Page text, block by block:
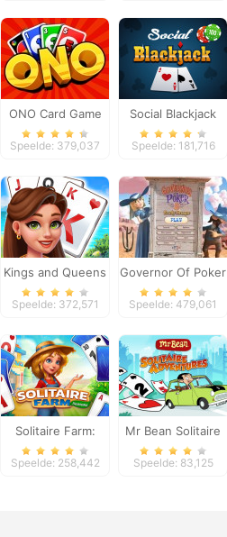
ONO Card Game
Speelde: 379,037
Social Blackjack
Speelde: 181,716
Kings and Queens
Solitaire Tripeaks
Speelde: 372,571
Governor Of Poker
2
Speelde: 479,061
Solitaire Farm:
Seasons
Speelde: 258,442
Mr Bean Solitaire
Adventures
Speelde: 83,125